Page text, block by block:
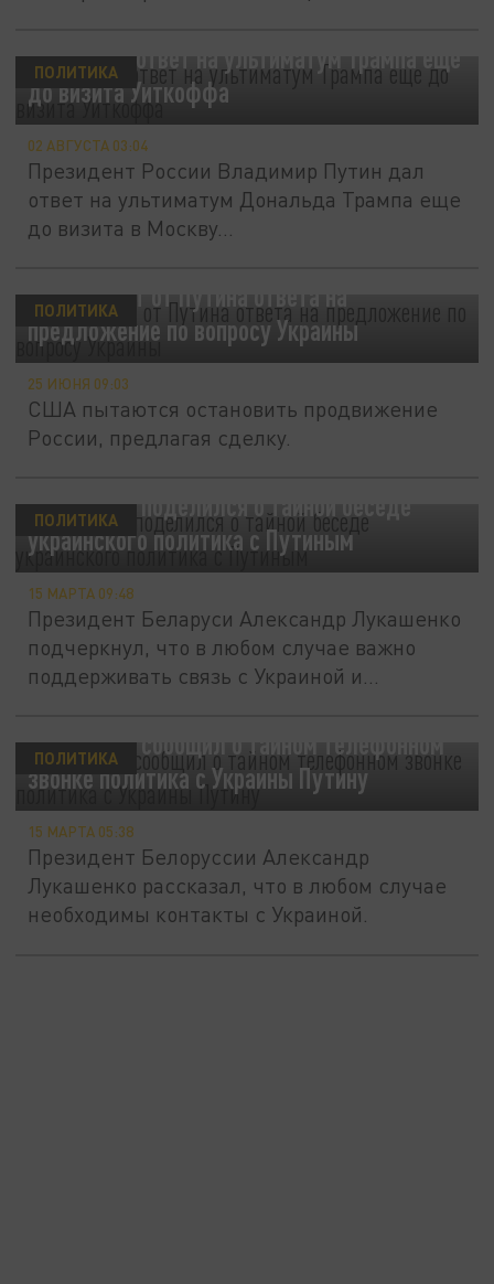
Путин дал ответ на ультиматум Трампа еще
до визита Уиткоффа
ПОЛИТИКА
02 АВГУСТА 03:04
Президент России Владимир Путин дал
ответ на ультиматум Дональда Трампа еще
до визита в Москву...
Трамп ждет от Путина ответа на
предложение по вопросу Украины
ПОЛИТИКА
25 ИЮНЯ 09:03
США пытаются остановить продвижение
России, предлагая сделку.
Лукашенко поделился о тайной беседе
украинского политика с Путиным
ПОЛИТИКА
15 МАРТА 09:48
Президент Беларуси Александр Лукашенко
подчеркнул, что в любом случае важно
поддерживать связь с Украиной и...
Лукашенко сообщил о тайном телефонном
звонке политика с Украины Путину
ПОЛИТИКА
15 МАРТА 05:38
Президент Белоруссии Александр
Лукашенко рассказал, что в любом случае
необходимы контакты с Украиной.